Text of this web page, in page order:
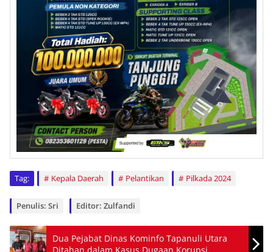
Tag: Kepala Daerah Pelantikan Pilkada 2024
Penulis: Sri Editor: Zulfandi
Dua Pejabat Dinas Kominfo Tapanuli Utara